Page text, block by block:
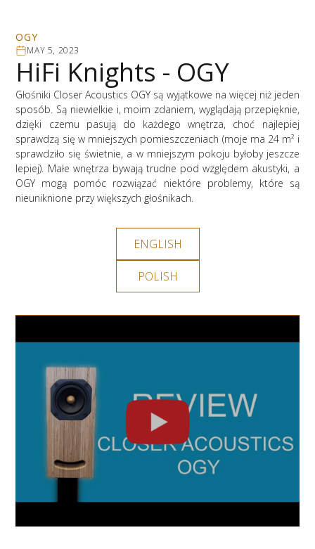
OGY
MAY 5, 2023
HiFi Knights - OGY
Głośniki Closer Acoustics OGY są wyjątkowe na więcej niż jeden
sposób. Są niewielkie i, moim zdaniem, wyglądają przepięknie,
dzięki czemu pasują do każdego wnętrza, choć najlepiej
sprawdzą się w mniejszych pomieszczeniach (moje ma 24 m² i
sprawdziło się świetnie, a w mniejszym pokoju byłoby jeszcze
lepiej). Małe wnętrza bywają trudne pod względem akustyki, a
OGY mogą pomóc rozwiązać niektóre problemy, które są
nieuniknione przy większych głośnikach.
ENGLISH
POLISH